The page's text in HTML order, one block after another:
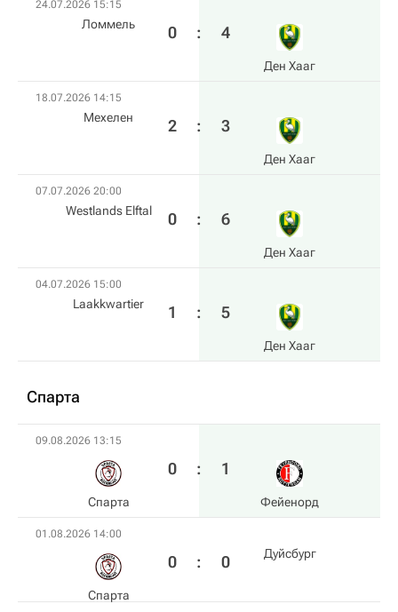
24.07.2026 15:15
Ломмель 0 : 4
Ден Хааг
18.07.2026 14:15
Мехелен 2 : 3
Ден Хааг
07.07.2026 20:00
Westlands Elftal 0 : 6
Ден Хааг
04.07.2026 15:00
Laakkwartier 1 : 5
Ден Хааг
Спарта
09.08.2026 13:15
Спарта
0 : 1
Фейенорд
01.08.2026 14:00
Спарта
0 : 0 Дуйсбург